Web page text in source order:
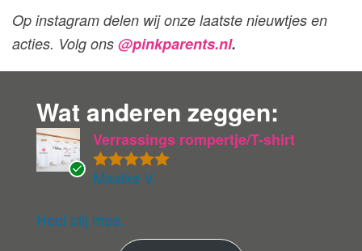
Op instagram delen wij onze laatste nieuwtjes en
acties. Volg ons @pinkparents.nl.
Wat anderen zeggen:
eri
Gewaardeer
Verrassings rompertje/T-shirt
Maaike V.
Heel blij mee.